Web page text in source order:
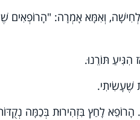
וְאִמָּא אָמְרָה: "הָרוֹפְאִים
תּוֹרֵנוּ.
שֶׁעָשִׂיתִי.
לָחַץ בִּזְהִירוּת בְּכַמָּה